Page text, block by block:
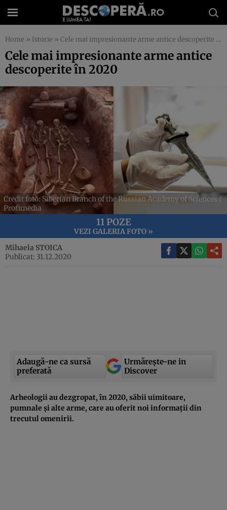
Home » Istorie » Cele mai impresionante arme antice descoperite în 2020
Cele mai impresionante arme antice
descoperite în 2020
Credit foto: Siberian Branch of the Russian Academy of Sciences /
Profimedia
11 POZE
VEZI GALERIA FOTO »
Mihaela STOICA
Publicat: 31.12.2020
Adaugă-ne ca sursă
preferată
Urmărește-ne in
Discover
Arheologii au dezgropat, în 2020, săbii uimitoare,
pumnale și alte arme, care au oferit noi informații din
trecutul omenirii.